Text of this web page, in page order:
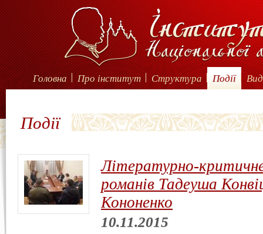
Головна Про інститут Структура Події
Події
Літературно-
романів Тадеуша
Кононенко
10.11.2015